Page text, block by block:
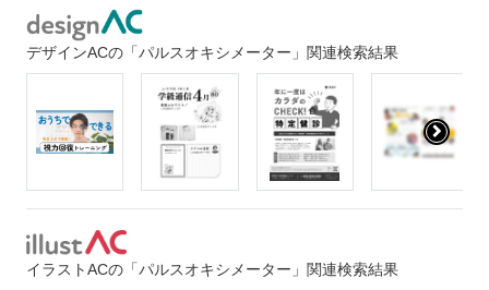
デザインACの「パルスオキシメーター」関連検索結果
イラストACの「パルスオキシメーター」関連検索結果